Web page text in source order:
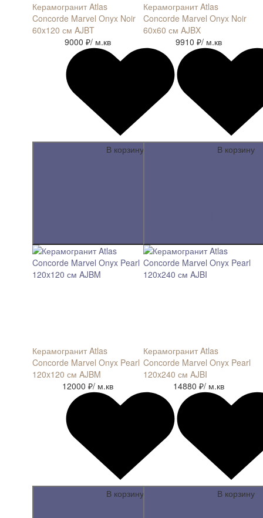
Керамогранит Atlas
Concorde Marvel Onyx Noir
60x120 см AJBT
9000 ₽/ м.кв
В корзину
Керамогранит Atlas
Concorde Marvel Onyx Noir
60x60 см AJBX
9910 ₽/ м.кв
В корзину
Керамогранит Atlas
Concorde Marvel Onyx Pearl
120x120 см AJBM
12000 ₽/ м.кв
В корзину
Керамогранит Atlas
Concorde Marvel Onyx Pearl
120x240 см AJBI
14880 ₽/ м.кв
В корзину